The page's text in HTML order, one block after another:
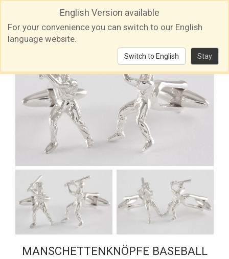
MANSCHETTENKNÖPFE BASEBALL
English Version available
For your convenience you can switch to our English
language website.
Switch to English Stay